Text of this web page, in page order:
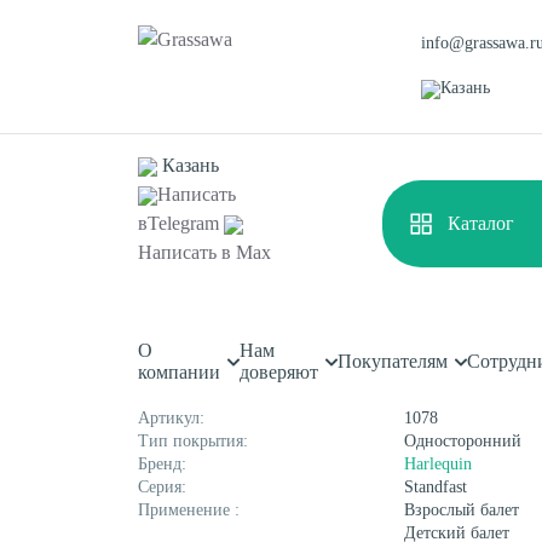
Казань
Казань
Написать
вTelegram
Написать в Max
Каталог
О
компании
Нам
доверяют
Покупателям
Спортивная
Декоративная
Цветная
Монофиламентная
Фибриллированная
Каталог Сценические покрытия
Характеристики
Артикул:
1078
Тип покрытия:
Односторонний
Бренд:
Harlequin
Серия:
Standfast
Применение :
Взрослый балет
Детский балет